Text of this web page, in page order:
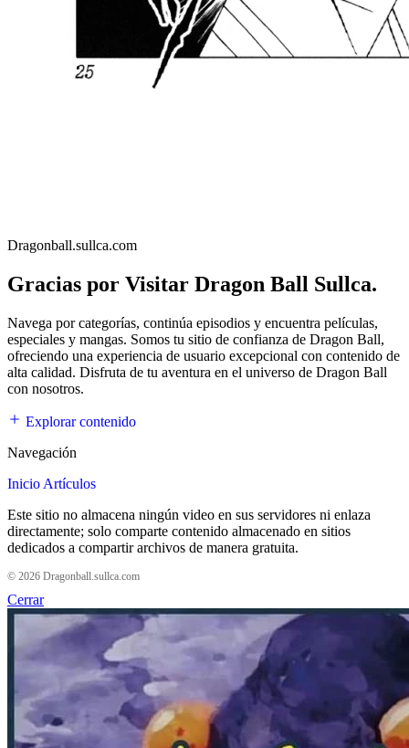
Dragonball.sullca.com
Gracias por Visitar Dragon Ball Sullca.
Navega por categorías, continúa episodios y encuentra películas,
especiales y mangas. Somos tu sitio de confianza de Dragon Ball,
ofreciendo una experiencia de usuario excepcional con contenido de
alta calidad. Disfruta de tu aventura en el universo de Dragon Ball
con nosotros.
Explorar contenido
Navegación
Inicio Artículos
Este sitio no almacena ningún video en sus servidores ni enlaza
directamente; solo comparte contenido almacenado en sitios
dedicados a compartir archivos de manera gratuita.
© 2026 Dragonball.sullca.com
Cerrar